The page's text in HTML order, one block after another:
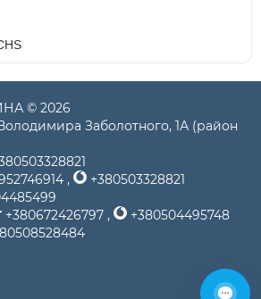
© 2026
Заболотного, 1А (район
,
+380503328821
+380672426797 ,
+380504495748